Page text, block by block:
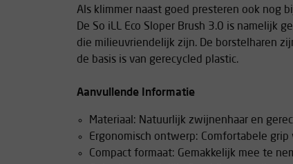
Als klimmer naast goed presteren ook nog
De So iLL Eco Sloper Brush 3.0 is namelijk
die milieuvriendelijk zijn. De borstelharen
de basis is van gerecycled plastic.
Aanvullende Informatie
Materiaal: Natuurlijk zwijnenhaar en
Ergonomisch ontwerp: Comfortabele
Compact formaat: Gemakkelijk mee te